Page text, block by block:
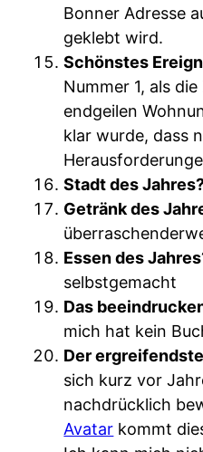
Bonner Adresse
geklebt wird.
Schönstes
Nummer 1, als
endgeilen
klar wurde, dass
Stadt des
Getränk des
Essen des
selbstgemacht
Das
mich hat kein
Der
sich kurz vor
nachdrücklich
Avatar kommt